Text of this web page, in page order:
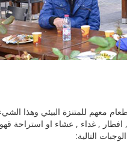
معهم للمتنزة البيئي وهذا
, غداء , عشاء او استراحة
التالية: